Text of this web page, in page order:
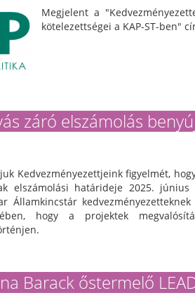
Megjelent a
kötelezettségei a KAP-ST-ben"
záró elszámolás
Kedvezményezettjeink figyelmét,
elszámolási határideje 2025.
Államkincstár
hogy a projektek
Barack őstermelő